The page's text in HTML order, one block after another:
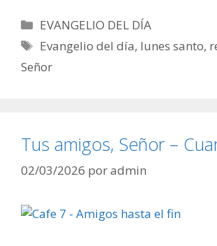
Categorías
EVANGELIO DEL DÍA
Etiquetas
Evangelio del día, lunes santo,
Señor
Tus amigos, Señor –
02/03/2026 poradmin